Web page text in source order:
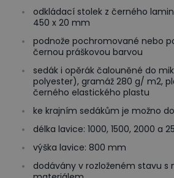
odkládací stolek z černého
450 x 20 mm
podnože pochromované nebo
černou práškovou barvou
sedák i opěrák čalouněné do
polyester), gramáž 280 g/ m2,
černého elastického plastu
ke krajním sedákům je možno
délka lavice: 1000, 1500, 2000 a
výška lavice: 800 mm
dodávány v rozloženém stavu s